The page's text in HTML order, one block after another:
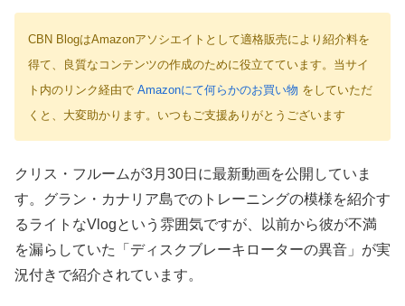
CBN BlogはAmazonアソシエイトとして適格販売により紹介料を
得て、良質なコンテンツの作成のために役立てています。当サイ
ト内のリンク経由で Amazonにて何らかのお買い物 をしていただ
くと、大変助かります。いつもご支援ありがとうございます
クリス・フルームが3月30日に最新動画を公開していま
す。グラン・カナリア島でのトレーニングの模様を紹介す
るライトなVlogという雰囲気ですが、以前から彼が不満
を漏らしていた「ディスクブレーキローターの異音」が実
況付きで紹介されています。